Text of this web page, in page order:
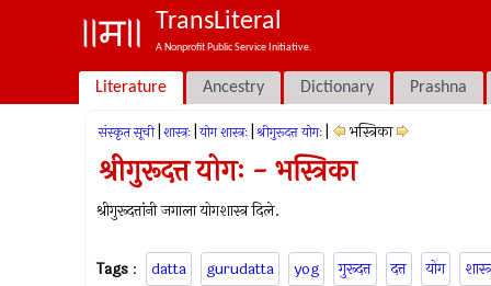
TransLiteral
A Nonprofit Public Service Initiative.
Literature Ancestry Dictionary Prashna
संस्कृत सूची शास्त्रः योग शास्त्रः श्रीगुरूदत्त योगः भस्त्रिका
श्रीगुरूदत्त योगः - भस्त्रिका
श्रीगुरूदत्तांनी जगाला योगशास्त्र दिले.
Tags : datta gurudatta yog गुरूदत्त दत्त योग